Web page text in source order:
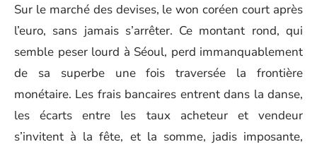
Sur le marché des devises, le won coréen court après
l’euro, sans jamais s’arrêter. Ce montant rond, qui
semble peser lourd à Séoul, perd immanquablement
de sa superbe une fois traversée la frontière
monétaire. Les frais bancaires entrent dans la danse,
les écarts entre les taux acheteur et vendeur
s’invitent à la fête, et la somme, jadis imposante,